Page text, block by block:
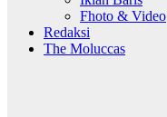
Fhoto & Video
Redaksi
The Moluccas